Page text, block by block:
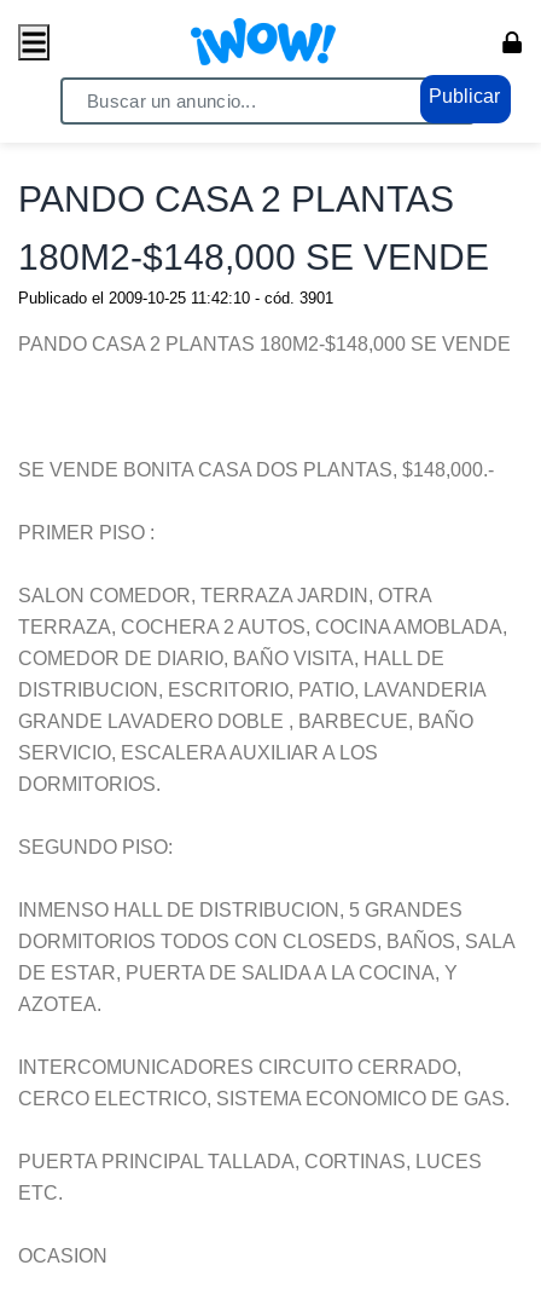
Publicar
/ Propiedades / Casas
PANDO CASA 2 PLANTAS
180M2-$148,000 SE VENDE
Publicado el 2009-10-25 11:42:10 - cód. 3901
PANDO CASA 2 PLANTAS 180M2-$148,000 SE VENDE
SE VENDE BONITA CASA DOS PLANTAS, $148,000.-
PRIMER PISO :
SALON COMEDOR, TERRAZA JARDIN, OTRA
TERRAZA, COCHERA 2 AUTOS, COCINA AMOBLADA,
COMEDOR DE DIARIO, BAÑO VISITA, HALL DE
DISTRIBUCION, ESCRITORIO, PATIO, LAVANDERIA
GRANDE LAVADERO DOBLE , BARBECUE, BAÑO
SERVICIO, ESCALERA AUXILIAR A LOS
DORMITORIOS.
SEGUNDO PISO:
INMENSO HALL DE DISTRIBUCION, 5 GRANDES
DORMITORIOS TODOS CON CLOSEDS, BAÑOS, SALA
DE ESTAR, PUERTA DE SALIDA A LA COCINA, Y
AZOTEA.
INTERCOMUNICADORES CIRCUITO CERRADO,
CERCO ELECTRICO, SISTEMA ECONOMICO DE GAS.
PUERTA PRINCIPAL TALLADA, CORTINAS, LUCES
ETC.
OCASION